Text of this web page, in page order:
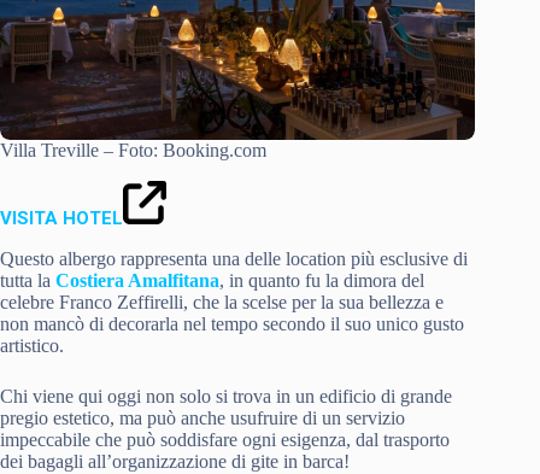
Villa Treville – Foto: Booking.com
VISITA HOTEL
Questo albergo rappresenta una delle location più esclusive di
tutta la Costiera Amalfitana, in quanto fu la dimora del
celebre Franco Zeffirelli, che la scelse per la sua bellezza e
non mancò di decorarla nel tempo secondo il suo unico gusto
artistico.
Chi viene qui oggi non solo si trova in un edificio di grande
pregio estetico, ma può anche usufruire di un servizio
impeccabile che può soddisfare ogni esigenza, dal trasporto
dei bagagli all’organizzazione di gite in barca!